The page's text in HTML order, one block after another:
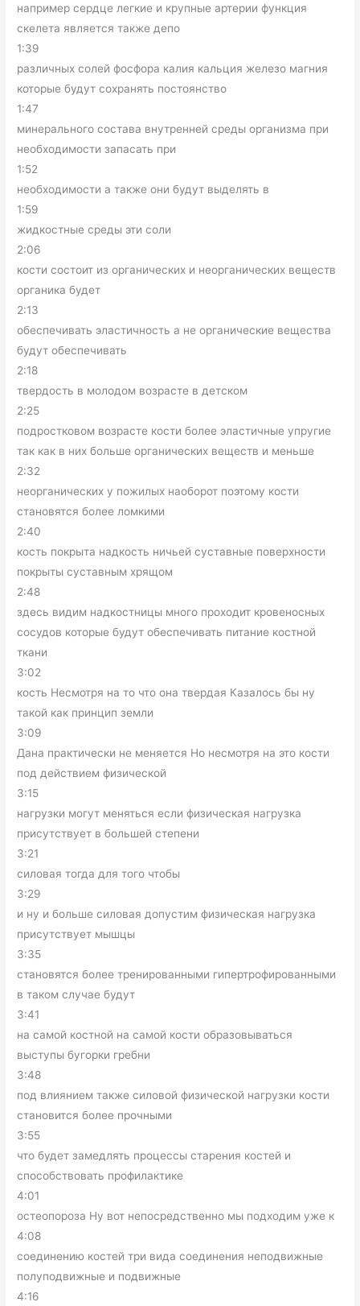
например сердце легкие и крупные артерии функция
скелета является также депо
1:39
различных солей фосфора калия кальция железо магния
которые будут сохранять постоянство
1:47
минерального состава внутренней среды организма при
необходимости запасать при
1:52
необходимости а также они будут выделять в
1:59
жидкостные среды эти соли
2:06
кости состоит из органических и неорганических веществ
органика будет
2:13
обеспечивать эластичность а не органические вещества
будут обеспечивать
2:18
твердость в молодом возрасте в детском
2:25
подростковом возрасте кости более эластичные упругие
так как в них больше органических веществ и меньше
2:32
неорганических у пожилых наоборот поэтому кости
становятся более ломкими
2:40
кость покрыта надкость ничьей суставные поверхности
покрыты суставным хрящом
2:48
здесь видим надкостницы много проходит кровеносных
сосудов которые будут обеспечивать питание костной
ткани
3:02
кость Несмотря на то что она твердая Казалось бы ну
такой как принцип земли
3:09
Дана практически не меняется Но несмотря на это кости
под действием физической
3:15
нагрузки могут меняться если физическая нагрузка
присутствует в большей степени
3:21
силовая тогда для того чтобы
3:29
и ну и больше силовая допустим физическая нагрузка
присутствует мышцы
3:35
становятся более тренированными гипертрофированными
в таком случае будут
3:41
на самой костной на самой кости образовываться
выступы бугорки гребни
3:48
под влиянием также силовой физической нагрузки кости
становится более прочными
3:55
что будет замедлять процессы старения костей и
способствовать профилактике
4:01
остеопороза Ну вот непосредственно мы подходим уже к
4:08
соединению костей три вида соединения неподвижные
полуподвижные и подвижные
4:16